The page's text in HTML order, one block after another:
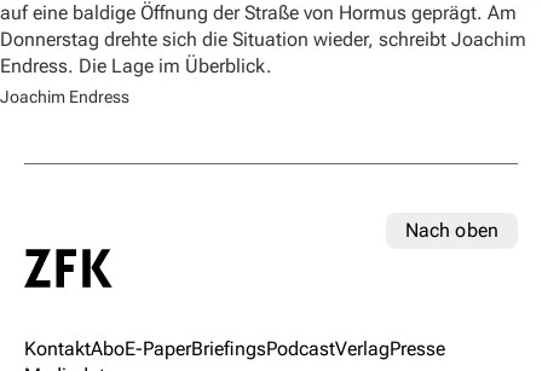
auf eine baldige Öffnung der Straße von Hormus geprägt. Am
Donnerstag drehte sich die Situation wieder, schreibt Joachim
Endress. Die Lage im Überblick.
Joachim Endress
Nach oben
KontaktAboE-PaperBriefingsPodcastVerlagPresse